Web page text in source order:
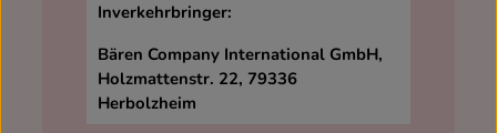
Inverkehrbringer:
Bären Company International GmbH,
Holzmattenstr. 22, 79336
Herbolzheim